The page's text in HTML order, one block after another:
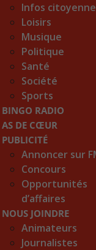
Infos
Loisirs
Musique
Politique
Santé
Société
Sports
BINGO RADIO
AS DE CŒUR
PUBLICITÉ
Annoncer sur
Concours
Opportunités
d’affaires
NOUS JOINDRE
Animateurs
Journalistes